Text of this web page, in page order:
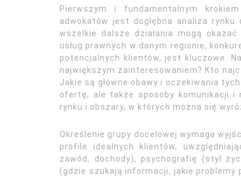
Pierwszym i fundamentalnym
adwokatów jest dogłębna analiza
wszelkie dalsze działania mogą
usług prawnych w danym regionie,
potencjalnych klientów, jest kluczowe.
największym zainteresowaniem? Kto
Jakie są główne obawy i oczekiwania
ofertę, ale także sposoby komunikacji i
rynku i obszary, w których można się
Określenie grupy docelowej wymaga
profile idealnych klientów,
zawód, dochody), psychografię (styl
(gdzie szukają informacji, jakie